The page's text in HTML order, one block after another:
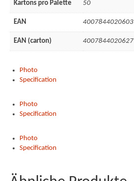
Kartons pro Palette 50
EAN 4007844020603
EAN (carton) 4007844020627
Photo
Specification
Photo
Specification
Photo
Specification